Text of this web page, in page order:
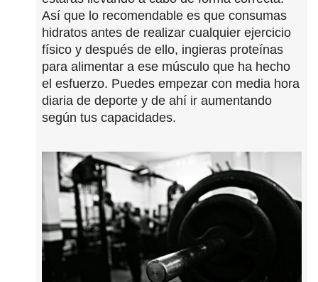
Así que lo recomendable es que consumas
hidratos antes de realizar cualquier ejercicio
físico y después de ello, ingieras proteínas
para alimentar a ese músculo que ha hecho
el esfuerzo. Puedes empezar con media hora
diaria de deporte y de ahí ir aumentando
según tus capacidades.